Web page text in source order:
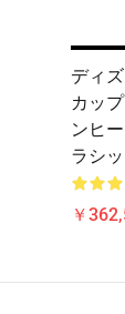
ディ
カッ
ンヒ
ラシ
￥